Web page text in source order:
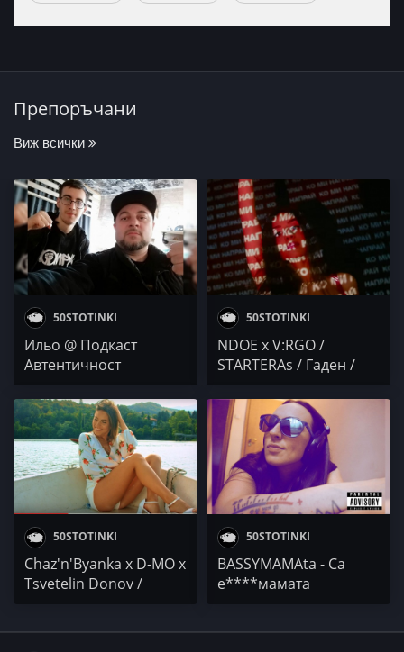
Препоръчани
Виж всички
50STOTINKI
Ильо @ Подкаст
Автентичност
50STOTINKI
NDOE x V:RGO /
STARTERAs / Гаден /
50STOTINKI
Chaz'n'Byanka x D-MO x
Tsvetelin Donov /
50STOTINKI
BASSYMAMAta - Са
е****мамата